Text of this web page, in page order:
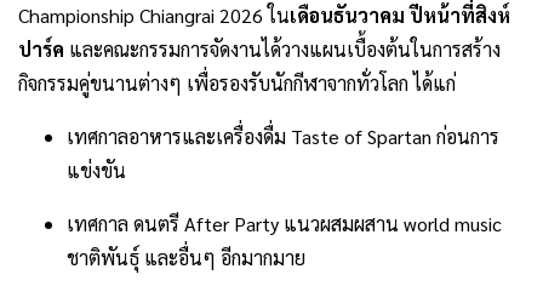
Championship Chiangrai 2026 ในเดือนธันวาคม ปีหน้าที่สิงห์
ปาร์ค และคณะกรรมการจัดงานได้วางแผนเบื้องต้นในการสร้าง
กิจกรรมคู่ขนานต่างๆ เพื่อรองรับนักกีฬาจากทั่วโลก ได้แก่
เทศกาลอาหารและเครื่องดื่ม Taste of Spartan ก่อนการ
แข่งขัน
เทศกาล ดนตรี After Party แนวผสมผสาน world music
ชาติพันธุ์ และอื่นๆ อีกมากมาย